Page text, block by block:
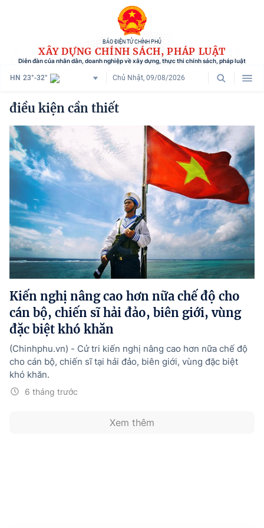
BÁO ĐIỆN TỬ CHÍNH PHỦ
XÂY DỰNG CHÍNH SÁCH, PHÁP LUẬT
Diễn đàn của nhân dân, doanh nghiệp về xây dựng, thực thi chính sách, pháp luật
HN 23°-32° Chủ Nhật, 09/08/2026
Danh mục
Trang chủ
Chính sách mới
Tham vấn chính sách
Người dân góp ý
Doanh nghiệp hiến kế
Chính sách và cuộc sống
Hướng dẫn thực hiện chính sách
Phát triển kinh tế tư nhân và doanh nghiệp dân tộc
Ocop và chuỗi giá trị Nông sản
Kinh tế tư nhân
Doanh nghiệp dân tộc
Khác
điều kiện cần thiết
Kiến nghị nâng cao hơn nữa chế độ cho
cán bộ, chiến sĩ hải đảo, biên giới, vùng
đặc biệt khó khăn
6 tháng trước
(Chinhphu.vn) - Cử tri kiến nghị nâng cao hơn nữa chế độ
cho cán bộ, chiến sĩ tại hải đảo, biên giới, vùng đặc biệt
khó khăn.
Xem thêm